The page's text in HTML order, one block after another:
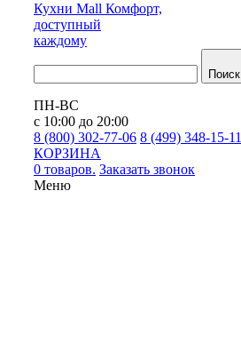
Кухни Mall Комфорт,
доступный
каждому
Поиск
ПН-ВС
с 10:00 до 20:00
8 (800) 302-77-06 8 (499) 348-15-11
КОРЗИНА
0 товаров. Заказать звонок
Меню